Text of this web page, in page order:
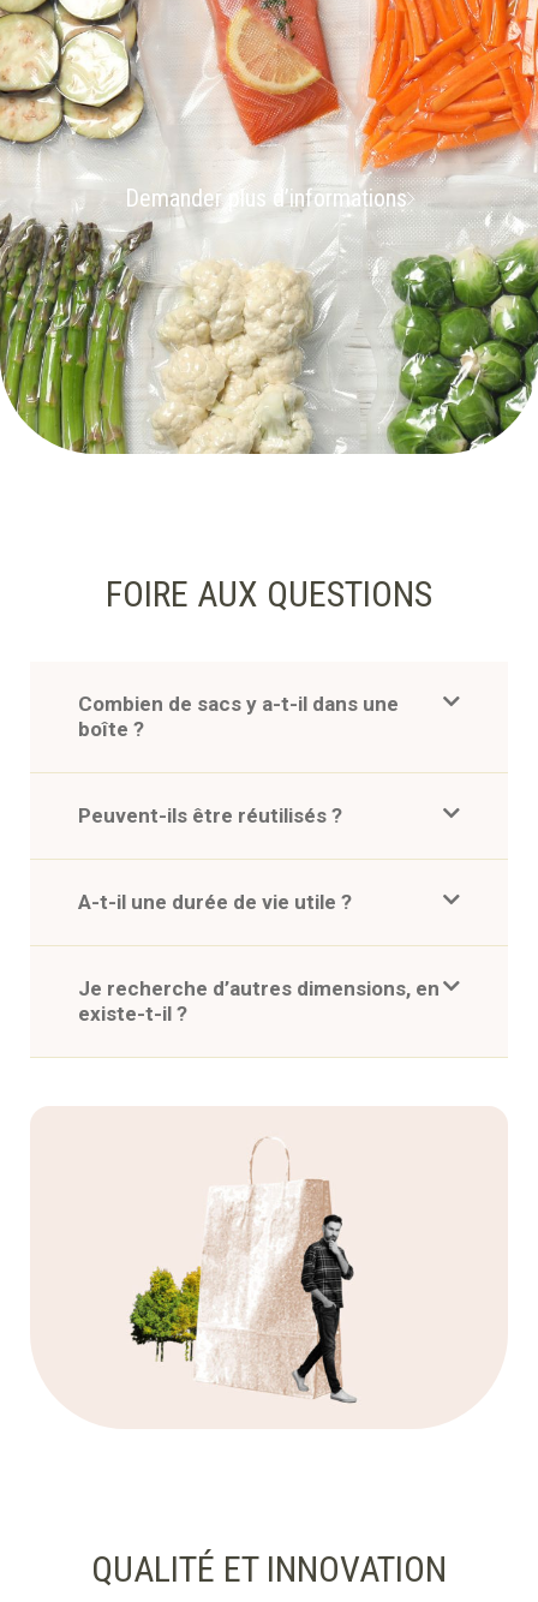
Demander plus d’informations
FOIRE AUX QUESTIONS
Combien de sacs y a-t-il dans une
boîte ?
Peuvent-ils être réutilisés ?
A-t-il une durée de vie utile ?
Je recherche d’autres dimensions, en
existe-t-il ?
QUALITÉ ET INNOVATION